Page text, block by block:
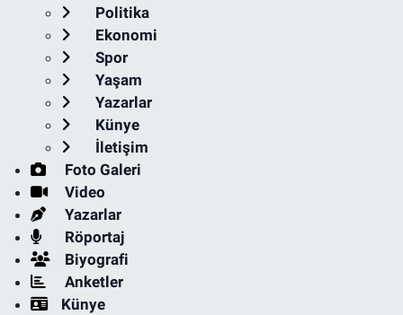
Politika
Ekonomi
Spor
Yaşam
Yazarlar
Künye
İletişim
Foto Galeri
Video
Yazarlar
Röportaj
Biyografi
Anketler
Künye